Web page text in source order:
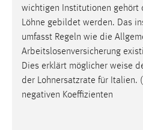
wichtigen Institutionen gehört
Löhne gebildet werden. Das
umfasst Regeln wie die
Arbeitslosenversicherung
Dies erklärt möglicher weise
der Lohnersatzrate für Italien.
negativen Koeffizienten
hinweg verfolgen.
Google Ads
Name:
_gcl_au
Anbieter: